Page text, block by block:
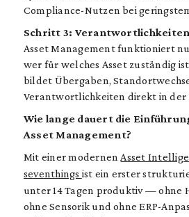
Compliance-Nutzen bei
Schritt 3:
Asset Management funktioniert
wer für welches Asset zuständig
bildet Übergaben,
Verantwortlichkeiten direkt in der
Wie lange dauert die
Asset Management?
Mit einer modernen Asset
seventhings ist ein erster
unter 14 Tagen produktiv — ohne
ohne Sensorik und ohne ERP-